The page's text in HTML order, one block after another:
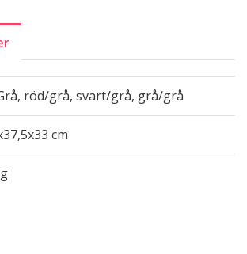
röd/grå, svart/grå, grå/grå
cm